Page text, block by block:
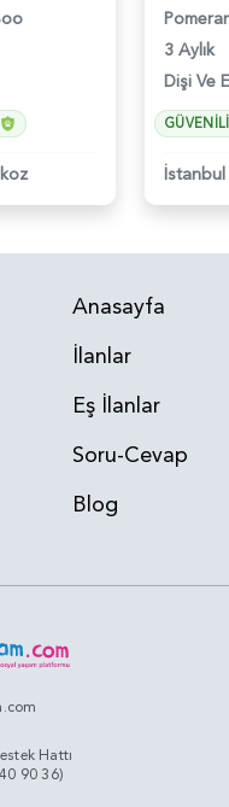
3 Aylık
Dişi Ve
İstanbul
Anasayfa
İlanlar
Eş İlanlar
Soru-Cevap
Blog
Hattı
90 36)